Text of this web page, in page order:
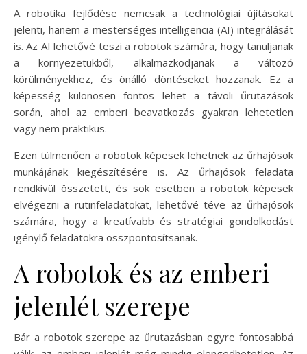
A robotika fejlődése nemcsak a technológiai újításokat
jelenti, hanem a mesterséges intelligencia (AI) integrálását
is. Az AI lehetővé teszi a robotok számára, hogy tanuljanak
a környezetükből, alkalmazkodjanak a változó
körülményekhez, és önálló döntéseket hozzanak. Ez a
képesség különösen fontos lehet a távoli űrutazások
során, ahol az emberi beavatkozás gyakran lehetetlen
vagy nem praktikus.
Ezen túlmenően a robotok képesek lehetnek az űrhajósok
munkájának kiegészítésére is. Az űrhajósok feladata
rendkívül összetett, és sok esetben a robotok képesek
elvégezni a rutinfeladatokat, lehetővé téve az űrhajósok
számára, hogy a kreatívabb és stratégiai gondolkodást
igénylő feladatokra összpontosítsanak.
A robotok és az emberi
jelenlét szerepe
Bár a robotok szerepe az űrutazásban egyre fontosabbá